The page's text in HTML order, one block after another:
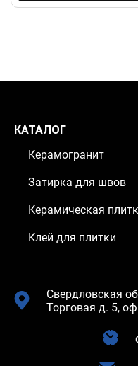
КАТАЛОГ
Керамогранит
Затирка для швов
Керамическая
Клей для плитки
Свердловская
Торговая д. 5,